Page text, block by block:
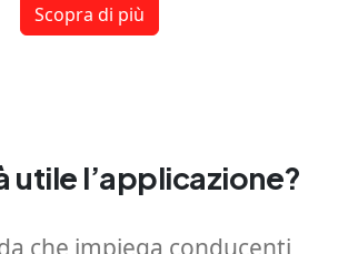
Scopra di più
utile l’applicazione?
che impiega conducenti